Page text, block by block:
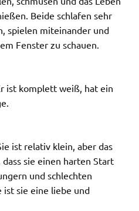
Beide schlafen sehr
spielen miteinander und
Fenster zu schauen.
ist komplett weiß, hat ein
ist relativ klein, aber das
sie einen harten Start
und schlechten
sie eine liebe und